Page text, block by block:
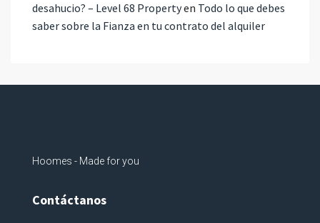
desahucio? – Level 68 Propertyen Todo lo que debes
saber sobre la Fianza en tu contrato del alquiler
Hoomes - Made for you
Contáctanos